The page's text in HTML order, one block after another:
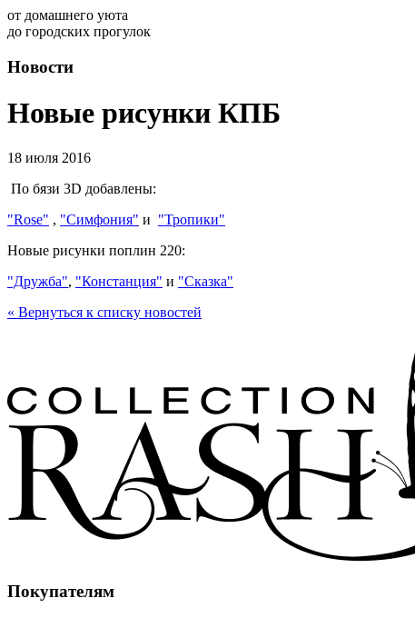
от домашнего уюта
до городских прогулок
Новости
Новые рисунки КПБ
18 июля 2016
По бязи 3D добавлены:
"Rose" , "Симфония" и "Тропики"
Новые рисунки поплин 220:
"Дружба", "Констанция" и "Сказка"
« Вернуться к списку новостей
Покупателям